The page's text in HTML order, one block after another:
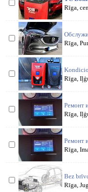
Rīga,
Rīga,
Rīga,
Ремонт
Rīga,
Ремонт
Rīga,
Bez
Rīga,